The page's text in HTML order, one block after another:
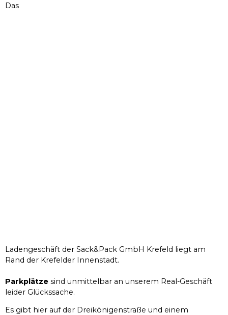
Das
Ladengeschäft der Sack&Pack GmbH Krefeld liegt am
Rand der Krefelder Innenstadt.
Parkplätze sind unmittelbar an unserem Real-Geschäft
leider Glückssache.
Es gibt hier auf der Dreikönigenstraße und einem